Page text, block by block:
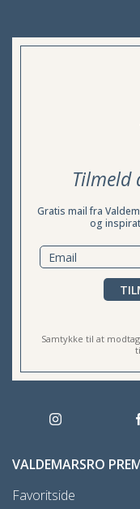
Tilmeld
Gratis mail fra
og
Samtykke til at
VALDEMARSRO
Favoritside